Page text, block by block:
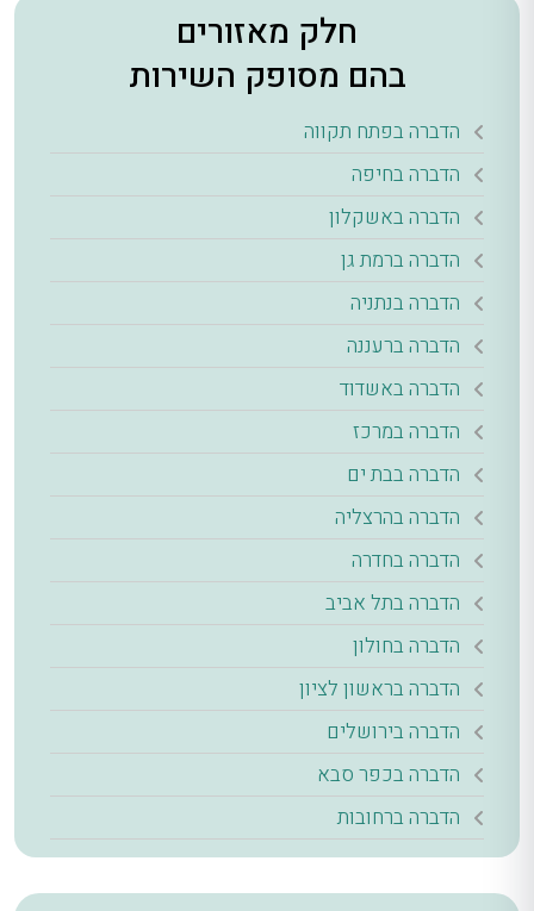
חלק מאזורים
בהם מסופק השירות
הדברה בפתח תקווה
הדברה בחיפה
הדברה באשקלון
הדברה ברמת גן
הדברה בנתניה
הדברה ברעננה
הדברה באשדוד
הדברה במרכז
הדברה בבת ים
הדברה בהרצליה
הדברה בחדרה
הדברה בתל אביב
הדברה בחולון
הדברה בראשון לציון
הדברה בירושלים
הדברה בכפר סבא
הדברה ברחובות